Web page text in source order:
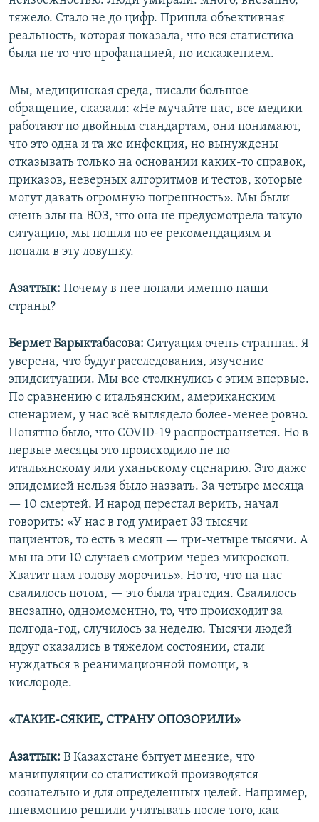
тяжело. Стало не до цифр. Пришла объективная
реальность, которая показала, что вся статистика
была не то что профанацией, но искажением.
Мы, медицинская среда, писали большое
обращение, сказали: «Не мучайте нас, все медики
работают по двойным стандартам, они понимают,
что это одна и та же инфекция, но вынуждены
отказывать только на основании каких-то справок,
приказов, неверных алгоритмов и тестов, которые
могут давать огромную погрешность». Мы были
очень злы на ВОЗ, что она не предусмотрела такую
ситуацию, мы пошли по ее рекомендациям и
попали в эту ловушку.
Азаттык: Почему в нее попали именно наши
страны?
Бермет Барыктабасова: Ситуация очень странная. Я
уверена, что будут расследования, изучение
эпидситуации. Мы все столкнулись с этим впервые.
По сравнению с итальянским, американским
сценарием, у нас всё выглядело более-менее ровно.
Понятно было, что COVID-19 распространяется. Но в
первые месяцы это происходило не по
итальянскому или уханьскому сценарию. Это даже
эпидемией нельзя было назвать. За четыре месяца
— 10 смертей. И народ перестал верить, начал
говорить: «У нас в год умирает 33 тысячи
пациентов, то есть в месяц — три-четыре тысячи. А
мы на эти 10 случаев смотрим через микроскоп.
Хватит нам голову морочить». Но то, что на нас
свалилось потом, — это была трагедия. Свалилось
внезапно, одномоментно, то, что происходит за
полгода-год, случилось за неделю. Тысячи людей
вдруг оказались в тяжелом состоянии, стали
нуждаться в реанимационной помощи, в
кислороде.
«ТАКИЕ-СЯКИЕ, СТРАНУ ОПОЗОРИЛИ»
Азаттык: В Казахстане бытует мнение, что
манипуляции со статистикой производятся
сознательно и для определенных целей. Например,
пневмонию решили учитывать после того, как